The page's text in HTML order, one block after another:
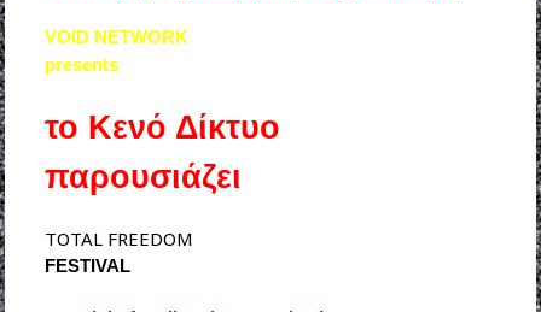
VOID NETWORK
presents
το Κενό Δίκτυο
παρουσιάζει
TOTAL FREEDOM
FESTIVAL